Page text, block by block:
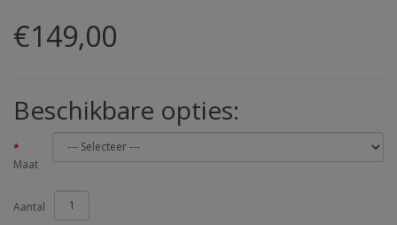
€149,00
Beschikbare opties:
Maat
Aantal